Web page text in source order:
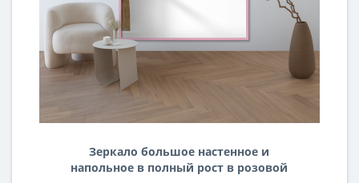
Зеркало большое настенное и
напольное в полный рост в розовой